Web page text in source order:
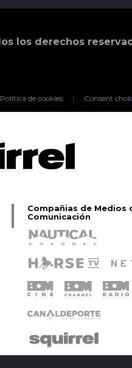
los derechos
Política de cookies | Consent
Compañias de Medios
Comunicación